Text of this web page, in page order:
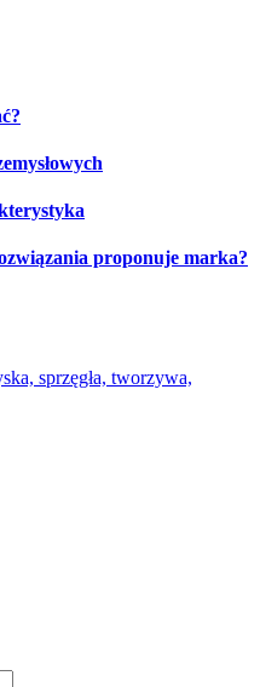
proponuje marka?